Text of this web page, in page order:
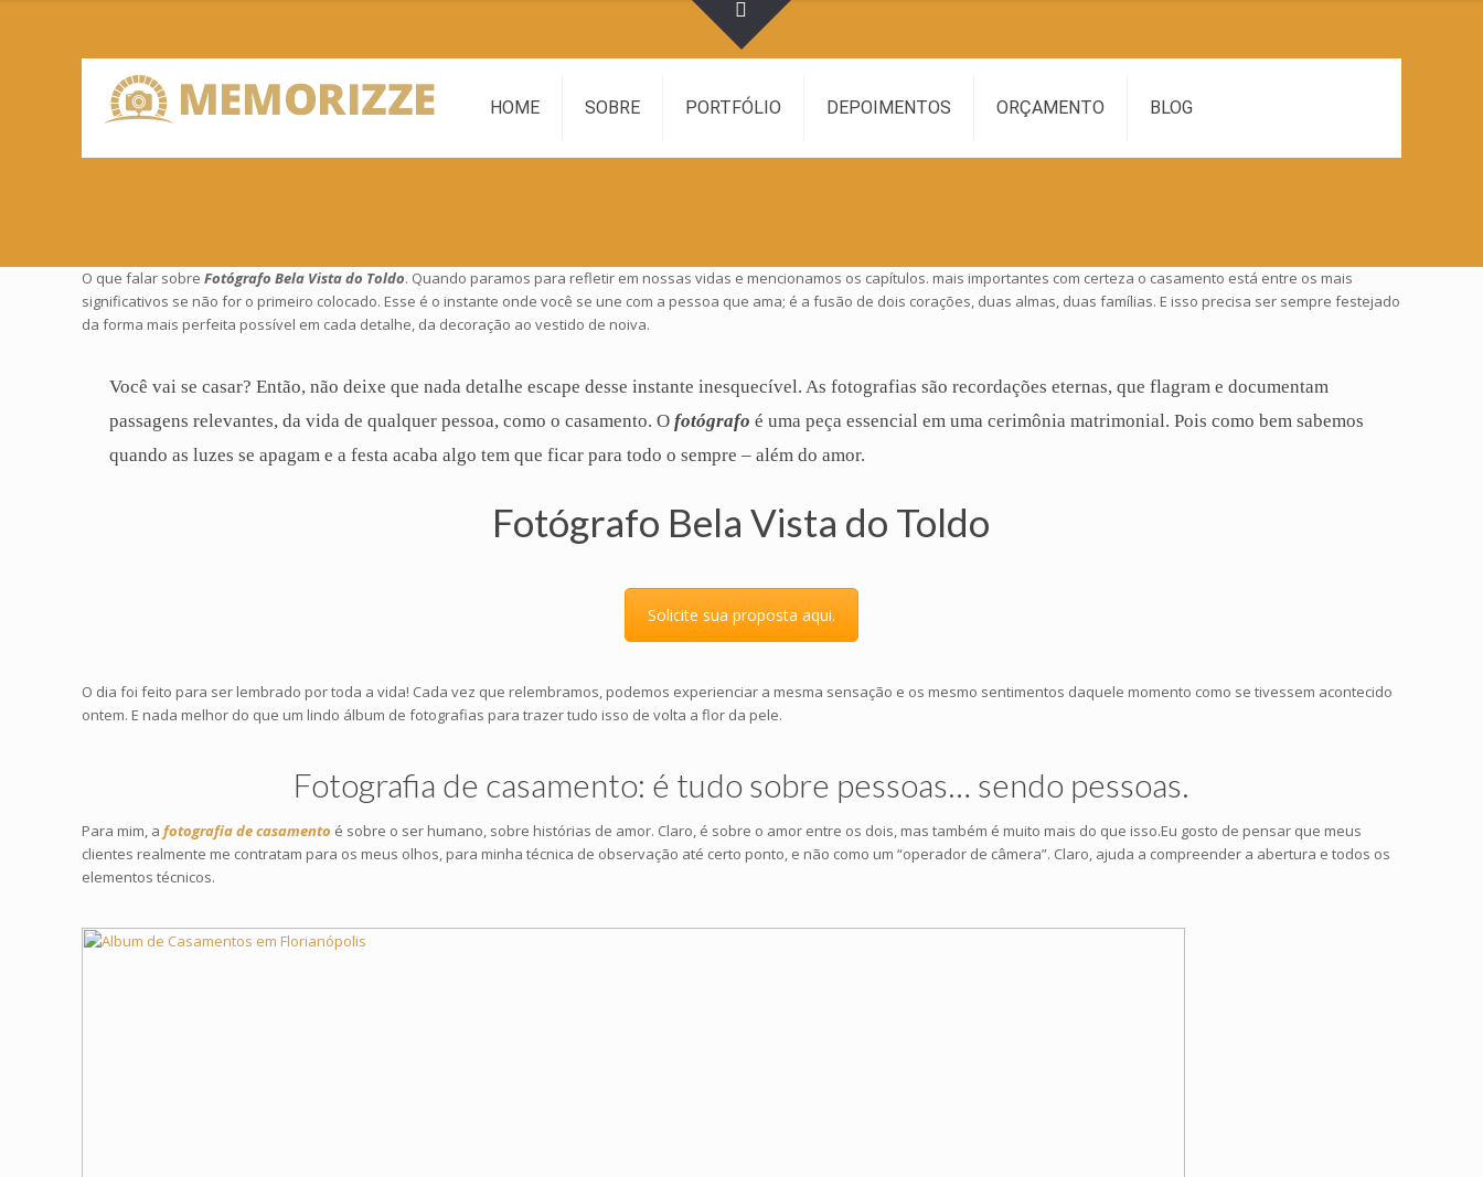
HOME SOBRE PORTFÓLIO DEPOIMENTOS ORÇAMENTO BLOG
O que falar sobreFotógrafo Bela Vista do Toldo. Quando paramos para refletir em nossas vidas e mencionamos os capítulos. mais importantes com certeza o casamento está entre os mais
significativos se não for o primeiro colocado. Esse é o instante onde você se une com a pessoa que ama; é a fusão de dois corações, duas almas, duas famílias. E isso precisa ser sempre festejado
da forma mais perfeita possível em cada detalhe, da decoração ao vestido de noiva.
Você vai se casar? Então, não deixe que nada detalhe escape desse instante inesquecível. As fotografias são recordações eternas, que flagram e documentam
passagens relevantes, da vida de qualquer pessoa, como o casamento. Ofotógrafo é uma peça essencial em uma cerimônia matrimonial. Pois como bem sabemos
quando as luzes se apagam e a festa acaba algo tem que ficar para todo o sempre – além doamor.
Fotógrafo Bela Vista do Toldo
Solicite sua proposta aqui.
O dia foi feito para ser lembrado por toda a vida! Cada vez que relembramos, podemos experienciar a mesma sensação e os mesmo sentimentos daquele momento como se tivessem acontecido
ontem. E nada melhor do que um lindo álbum de fotografias para trazer tudo isso de volta a flor da pele.
Fotografia de casamento: é tudo sobre pessoas… sendo pessoas.
Para mim, afotografia de casamento é sobre o ser humano, sobre histórias de amor. Claro, é sobre o amor entre os dois, mas também é muito mais do que isso.Eu gosto de pensar que meus
clientes realmente me contratam para os meus olhos, para minha técnica de observação até certo ponto, e não como um “operador de câmera”. Claro, ajuda a compreender a abertura e todos os
elementos técnicos.